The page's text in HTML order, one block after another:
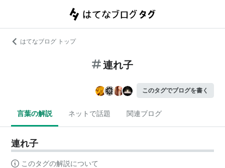
はてなブログ トップ
連れ子
このタグでブログを書く
言葉の解説 ネットで話題 関連ブログ
連れ子
このタグの解説について